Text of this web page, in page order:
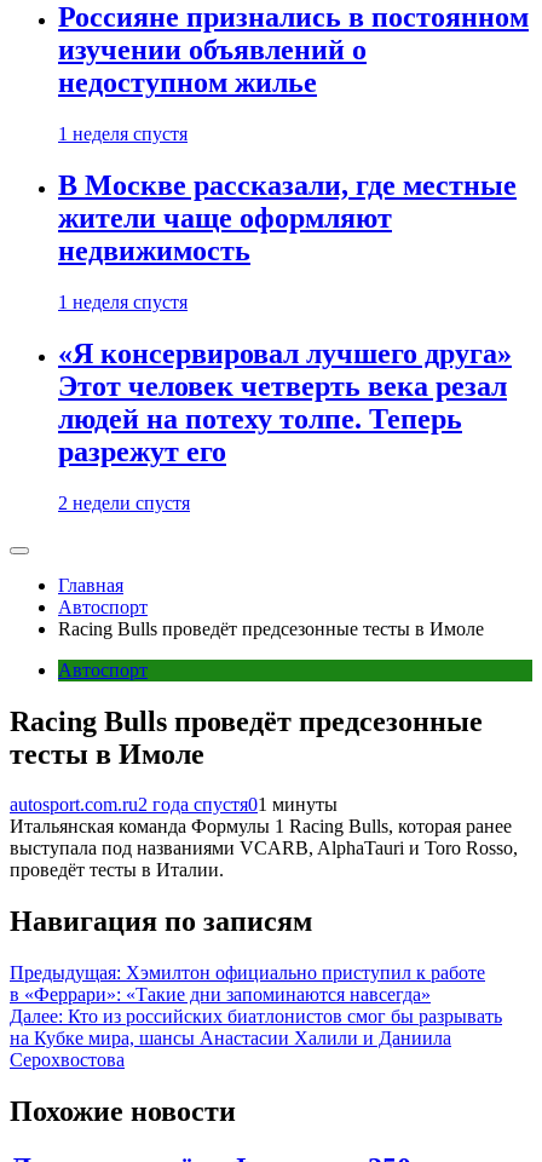
Россияне признались в постоянном
изучении объявлений о
недоступном жилье
1 неделя спустя
В Москве рассказали, где местные
жители чаще оформляют
недвижимость
1 неделя спустя
«Я консервировал лучшего друга»
Этот человек четверть века резал
людей на потеху толпе. Теперь
разрежут его
2 недели спустя
Главная
Автоспорт
Racing Bulls проведёт предсезонные тесты в Имоле
Автоспорт
Racing Bulls проведёт предсезонные
тесты в Имоле
autosport.com.ru2 года спустя01 минуты
Итальянская команда Формулы 1 Racing Bulls, которая ранее
выступала под названиями VCARB, AlphaTauri и Toro Rosso,
проведёт тесты в Италии.
Навигация по записям
Предыдущая: Хэмилтон официально приступил к работе
в «Феррари»: «Такие дни запоминаются навсегда»
Далее: Кто из российских биатлонистов смог бы разрывать
на Кубке мира, шансы Анастасии Халили и Даниила
Серохвостова
Похожие новости